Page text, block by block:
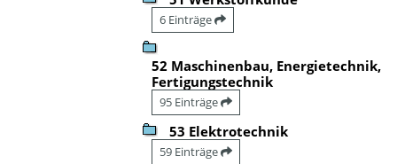
6 Einträge
52 Maschinenbau, Energietechnik,
Fertigungstechnik
95 Einträge
53 Elektrotechnik
59 Einträge